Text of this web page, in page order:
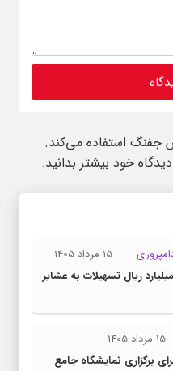
جفنگ استفاده می‌کند.
خود بیشتر بدانید.
15 مرداد 1405
۸۵ میلیارد ریال تسهیلات به عشایر
15 مرداد 1405
برگزاری نمایشگاه جامع